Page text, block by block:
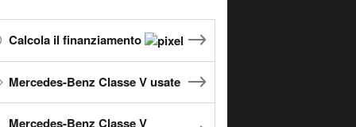
Calcola il finanziamento
Mercedes-Benz Classe V usate
Mercedes-Benz Classe V